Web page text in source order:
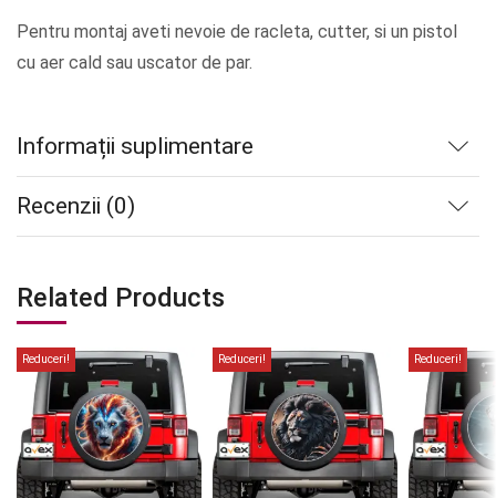
Pentru montaj aveti nevoie de racleta, cutter, si un pistol
cu aer cald sau uscator de par.
Informații suplimentare
Recenzii (0)
Related Products
Reduceri! Reduceri! Reduceri!